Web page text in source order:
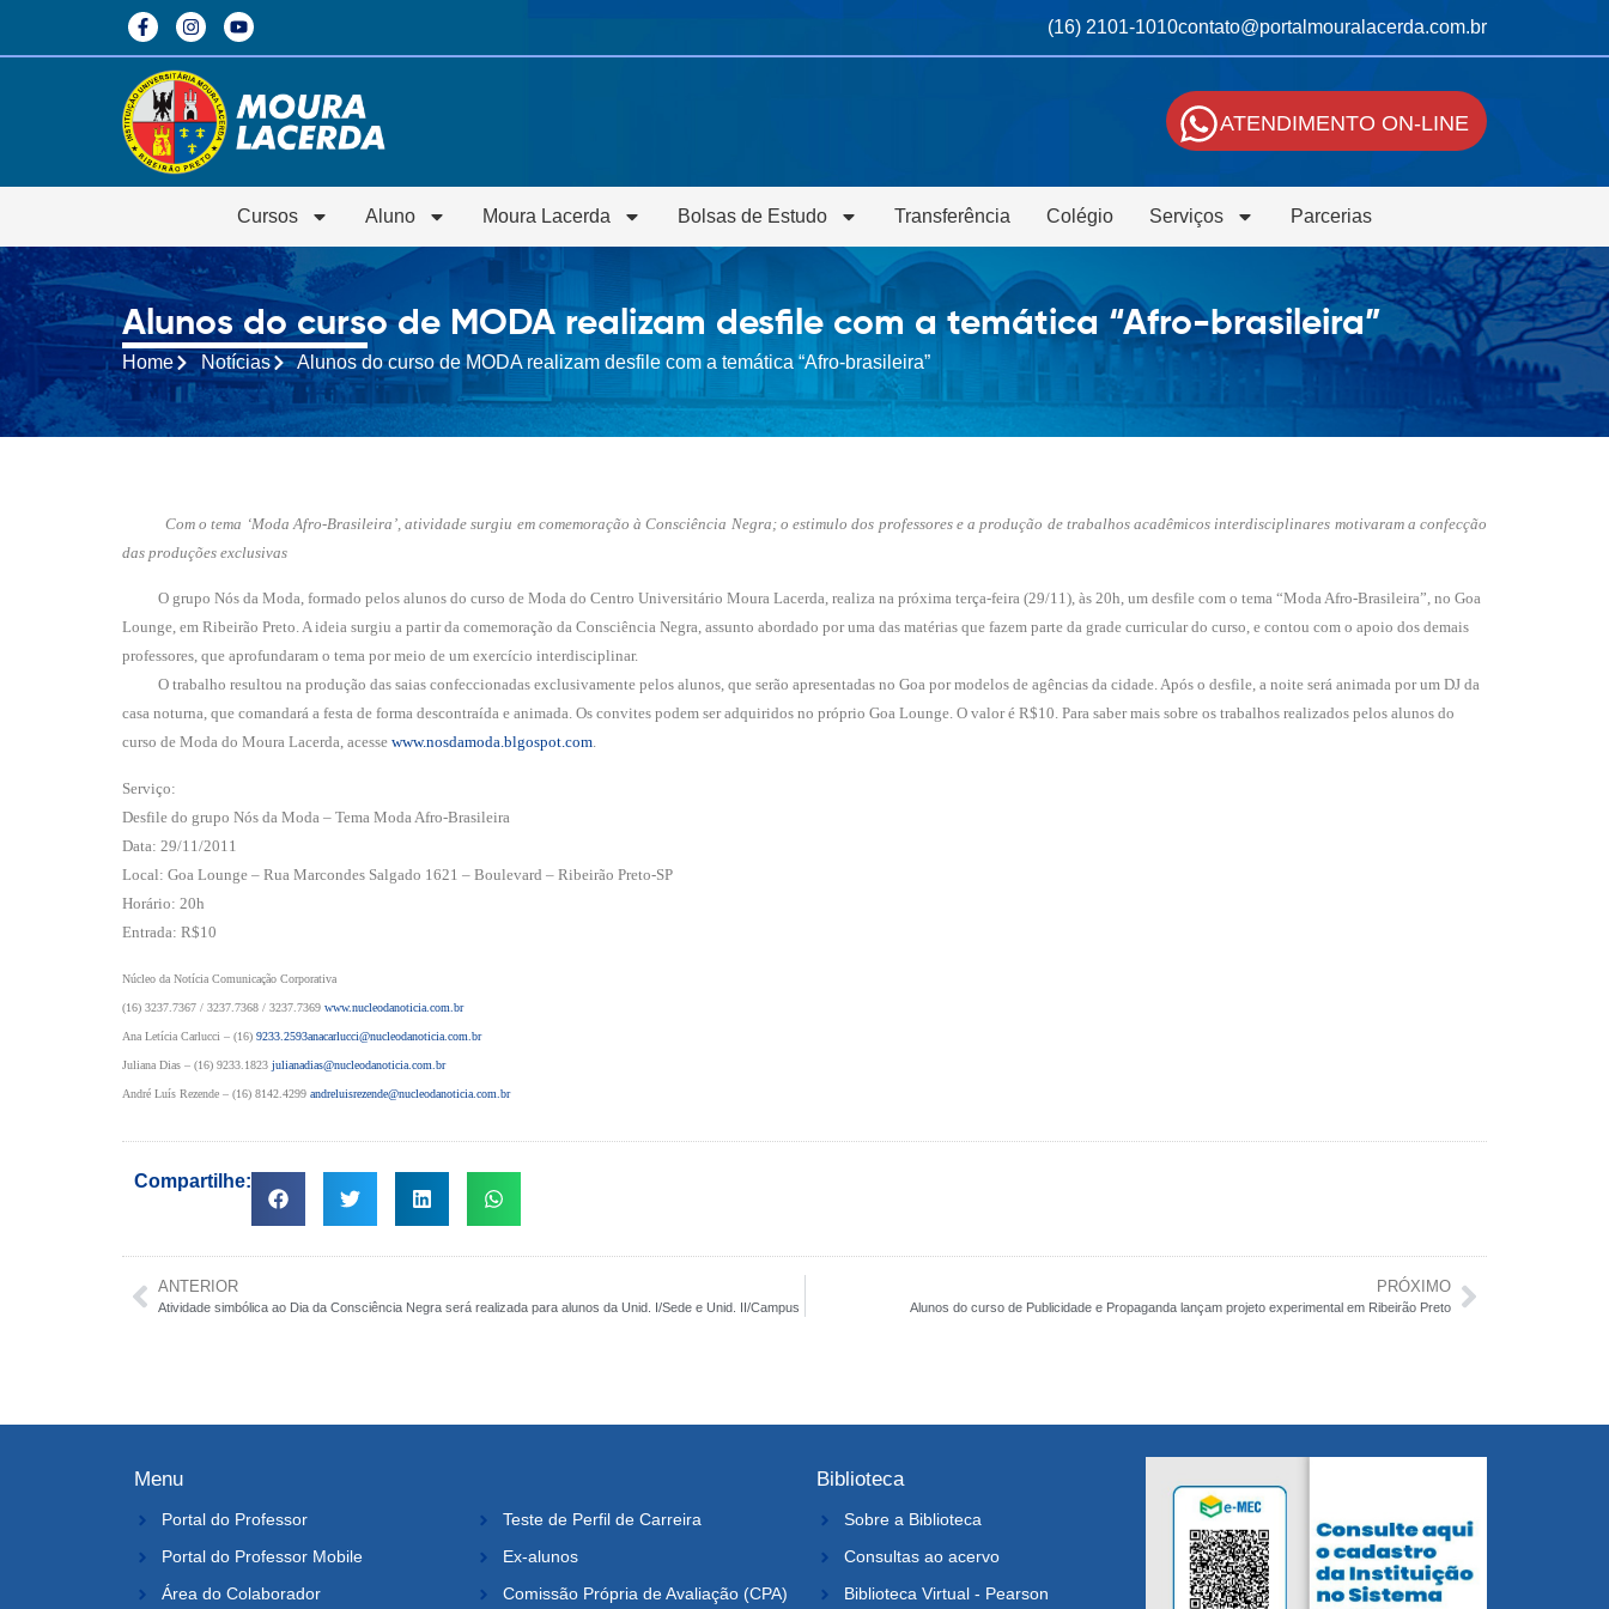
(16) 2101-1010contato@portalmouralacerda.com.br
ATENDIMENTO ON-LINE
Cursos Aluno Moura Lacerda Bolsas de Estudo Transferência Colégio Serviços Parcerias
Alunos do curso de MODA realizam desfile com a temática “Afro-brasileira”
Home Notícias Alunos do curso de MODA realizam desfile com a temática “Afro-brasileira”
Com o tema ‘Moda Afro-Brasileira’, atividade surgiu em comemoração à Consciência Negra; o estimulo dos professores e a produção de trabalhos acadêmicos interdisciplinares motivaram a confecção
das produções exclusivas
O grupo Nós da Moda, formado pelos alunos do curso de Moda do Centro Universitário Moura Lacerda, realiza na próxima terça-feira (29/11), às 20h, um desfile com o tema “Moda Afro-Brasileira”, no Goa
Lounge, em Ribeirão Preto. A ideia surgiu a partir da comemoração da Consciência Negra, assunto abordado por uma das matérias que fazem parte da grade curricular do curso, e contou com o apoio dos demais
professores, que aprofundaram o tema por meio de um exercício interdisciplinar.
O trabalho resultou na produção das saias confeccionadas exclusivamente pelos alunos, que serão apresentadas no Goa por modelos de agências da cidade. Após o desfile, a noite será animada por um DJ da
casa noturna, que comandará a festa de forma descontraída e animada. Os convites podem ser adquiridos no próprio Goa Lounge. O valor é R$10. Para saber mais sobre os trabalhos realizados pelos alunos do
curso de Moda do Moura Lacerda, acesse www.nosdamoda.blgospot.com.
Serviço:
Desfile do grupo Nós da Moda – Tema Moda Afro-Brasileira
Data: 29/11/2011
Local: Goa Lounge – Rua Marcondes Salgado 1621 – Boulevard – Ribeirão Preto-SP
Horário: 20h
Entrada: R$10
Núcleo da Notícia Comunicação Corporativa
(16) 3237.7367 / 3237.7368 / 3237.7369 www.nucleodanoticia.com.br
Ana Letícia Carlucci – (16) 9233.2593anacarlucci@nucleodanoticia.com.br
Juliana Dias – (16) 9233.1823 julianadias@nucleodanoticia.com.br
André Luís Rezende – (16) 8142.4299 andreluisrezende@nucleodanoticia.com.br
Compartilhe:
ANTERIOR
Atividade simbólica ao Dia da Consciência Negra será realizada para alunos da Unid. I/Sede e Unid. II/Campus
PRÓXIMO
Alunos do curso de Publicidade e Propaganda lançam projeto experimental em Ribeirão Preto
Menu
Portal do Professor
Portal do Professor Mobile
Área do Colaborador
Teste de Perfil de Carreira
Ex-alunos
Comissão Própria de Avaliação (CPA)
Biblioteca
Sobre a Biblioteca
Consultas ao acervo
Biblioteca Virtual - Pearson